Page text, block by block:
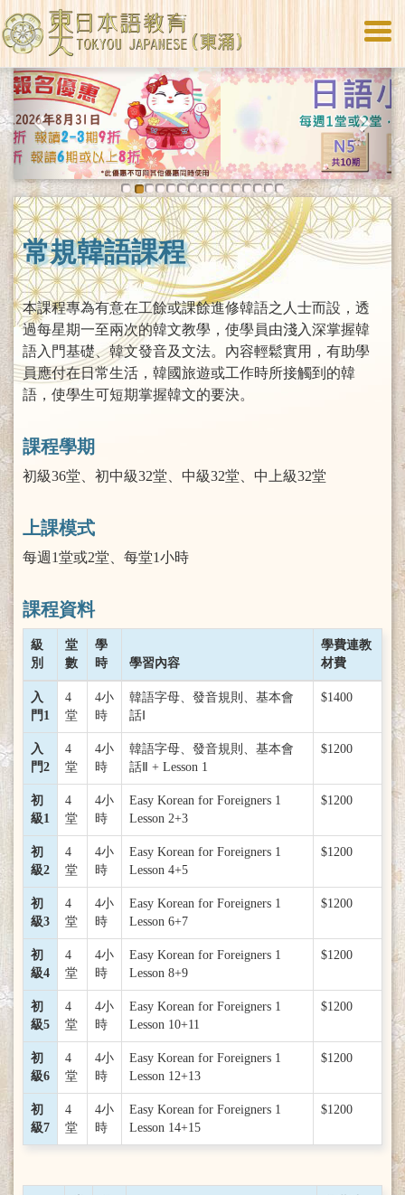
Previous Next
常規韓語課程
本課程專為有意在工餘或課餘進修韓語之人士而設，透
過每星期一至兩次的韓文教學，使學員由淺入深掌握韓
語入門基礎、韓文發音及文法。內容輕鬆實用，有助學
員應付在日常生活，韓國旅遊或工作時所接觸到的韓
語，使學生可短期掌握韓文的要決。
課程學期
初級36堂、初中級32堂、中級32堂、中上級32堂
上課模式
每週1堂或2堂、每堂1小時
課程資料
級
別
堂
數
學
時
學習內容
學費連教
材費
入
門1
4
堂
4小
時
韓語字母、發音規則、基本會
話Ⅰ
$1400
入
門2
4
堂
4小
時
韓語字母、發音規則、基本會
話Ⅱ + Lesson 1
$1200
初
級1
4
堂
4小
時
Easy Korean for Foreigners 1
Lesson 2+3
$1200
初
級2
4
堂
4小
時
Easy Korean for Foreigners 1
Lesson 4+5
$1200
初
級3
4
堂
4小
時
Easy Korean for Foreigners 1
Lesson 6+7
$1200
初
級4
4
堂
4小
時
Easy Korean for Foreigners 1
Lesson 8+9
$1200
初
級5
4
堂
4小
時
Easy Korean for Foreigners 1
Lesson 10+11
$1200
初
級6
4
堂
4小
時
Easy Korean for Foreigners 1
Lesson 12+13
$1200
初
級7
4
堂
4小
時
Easy Korean for Foreigners 1
Lesson 14+15
$1200